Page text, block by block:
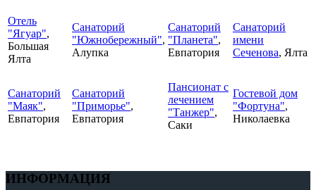
Отель
"Ягуар",
Большая
Ялта
Санаторий
"Южнобережный",
Алупка
Санаторий
"Планета",
Евпатория
Санаторий
имени
Сеченова, Ялта
Санаторий
"Маяк",
Евпатория
Санаторий
"Приморье",
Евпатория
Пансионат с
лечением
"Танжер",
Саки
Гостевой дом
"Фортуна",
Николаевка
ИНФОРМАЦИЯ